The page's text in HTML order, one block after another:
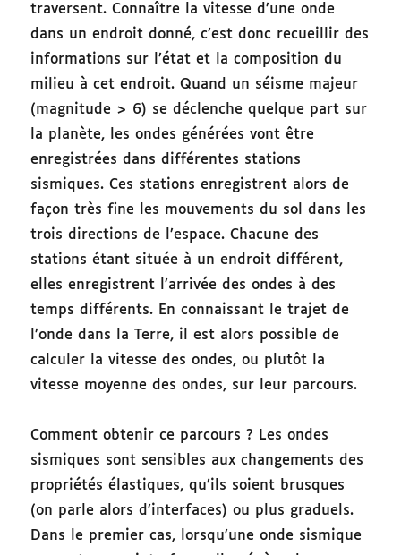
traversent. Connaître la vitesse d’une onde
dans un endroit donné, c’est donc recueillir des
informations sur l’état et la composition du
milieu à cet endroit. Quand un séisme majeur
(magnitude > 6) se déclenche quelque part sur
la planète, les ondes générées vont être
enregistrées dans différentes stations
sismiques. Ces stations enregistrent alors de
façon très fine les mouvements du sol dans les
trois directions de l’espace. Chacune des
stations étant située à un endroit différent,
elles enregistrent l’arrivée des ondes à des
temps différents. En connaissant le trajet de
l’onde dans la Terre, il est alors possible de
calculer la vitesse des ondes, ou plutôt la
vitesse moyenne des ondes, sur leur parcours.
Comment obtenir ce parcours ? Les ondes
sismiques sont sensibles aux changements des
propriétés élastiques, qu’ils soient brusques
(on parle alors d’interfaces) ou plus graduels.
Dans le premier cas, lorsqu’une onde sismique